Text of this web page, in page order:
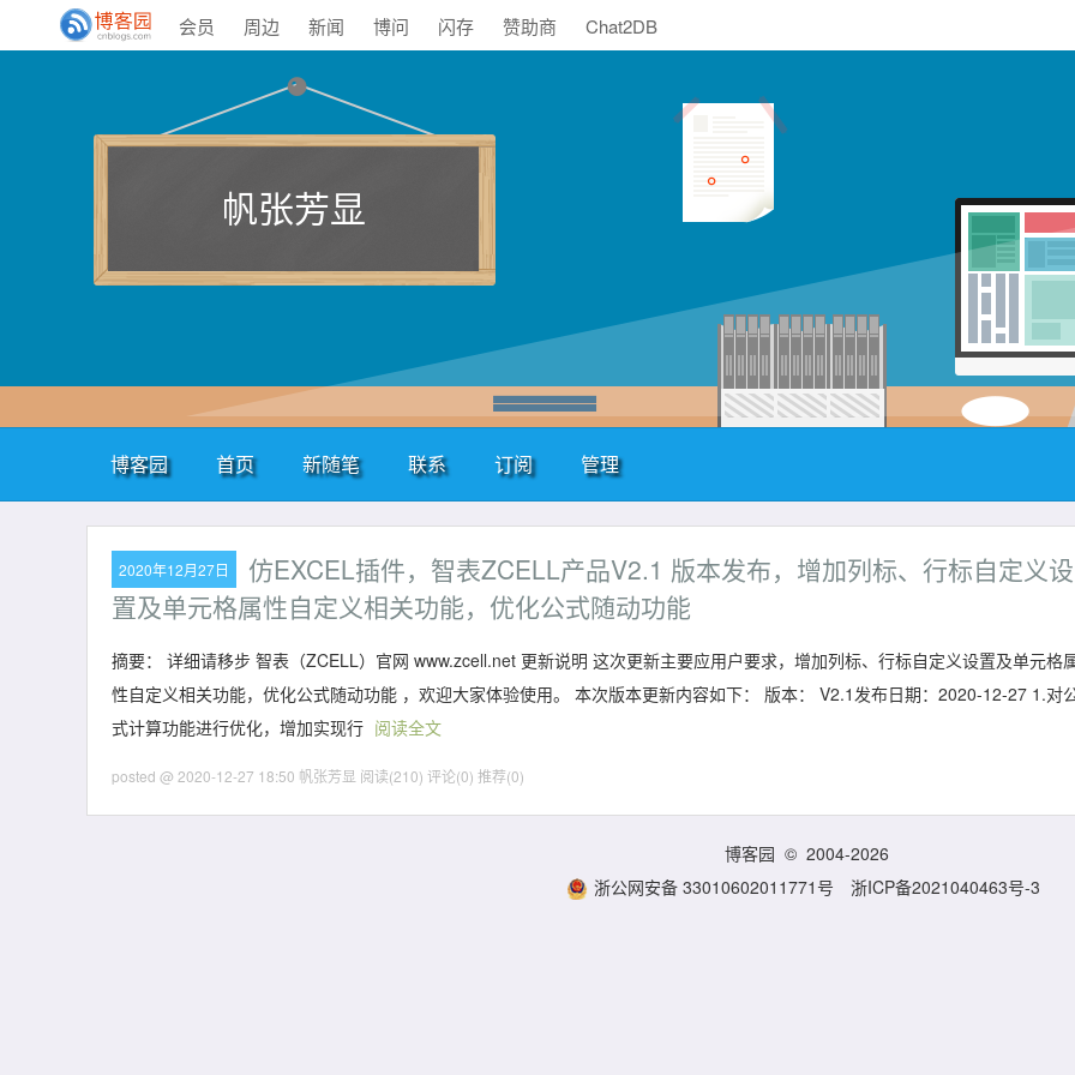
会员 周边 新闻 博问 闪存 赞助商 Chat2DB
帆张芳显
博客园 首页 新随笔 联系 订阅 管理
2020年12月27日
仿EXCEL插件，智表ZCELL产品V2.1 版本发布，增加列标、行标自定义设
置及单元格属性自定义相关功能，优化公式随动功能
摘要： 详细请移步 智表（ZCELL）官网 www.zcell.net 更新说明 这次更新主要应用户要求，增加列标、行标自定义设置及单元格
性自定义相关功能，优化公式随动功能 ，欢迎大家体验使用。 本次版本更新内容如下： 版本： V2.1发布日期：2020-12-27 1.对
式计算功能进行优化，增加实现行 阅读全文
posted @ 2020-12-27 18:50 帆张芳显 阅读(210) 评论(0) 推荐(0)
博客园 © 2004-2026
浙公网安备 33010602011771号
浙ICP备2021040463号-3